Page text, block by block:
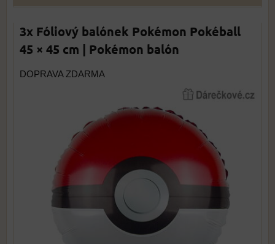
3x Fóliový balónek Pokémon Pokéball
45 × 45 cm | Pokémon balón
DOPRAVA ZDARMA